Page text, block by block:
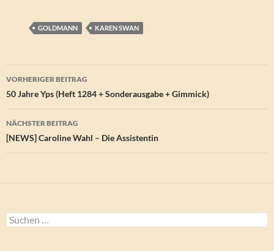
GOLDMANN KAREN SWAN
Beitragsnavigation
VORHERIGER BEITRAG
50 Jahre Yps (Heft 1284 + Sonderausgabe + Gimmick)
NÄCHSTER BEITRAG
[NEWS] Caroline Wahl – Die Assistentin
Suchen
nach: